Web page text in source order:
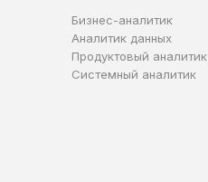
Бизнес-аналитик
Аналитик данных
Продуктовый аналитик
Системный аналитик